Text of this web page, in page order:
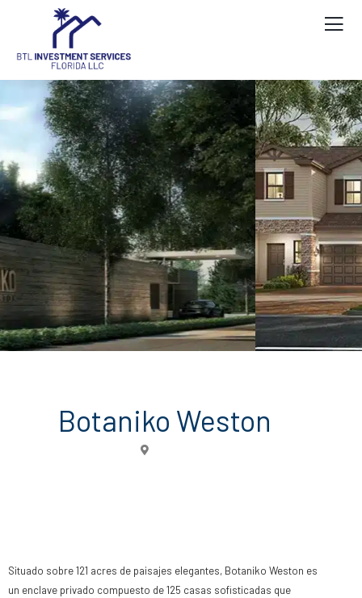
Botaniko Weston
Situado sobre 121 acres de paisajes elegantes, Botaniko Weston es
un enclave privado compuesto de 125 casas sofisticadas que